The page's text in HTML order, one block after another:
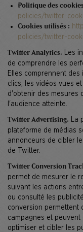
Politique des
policies/twitter-
Cookies utilisés :
policies/twitter-
Twitter Analytics.
Les
de comprendre les
Elles comprennent
clics, les vidéos vues
d'obtenir des mesures
l'audience atteinte.
Twitter Advertising.
La
plateforme de médias
annonceurs de cibler
de Twitter.
Twitter Conversion
permet de mesurer le
suivant les actions
ou consulté les
conversion permettent
campagnes et
optimiser et cibler les